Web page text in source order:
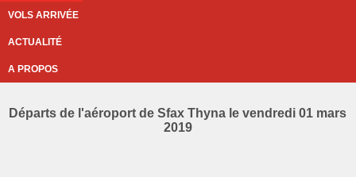
VOLS ARRIVÉE
ACTUALITÉ
A PROPOS
Départs de l'aéroport de Sfax Thyna le vendredi 01 mars
2019